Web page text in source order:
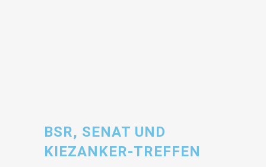
BSR, SENAT UND
KIEZANKER-TREFFEN